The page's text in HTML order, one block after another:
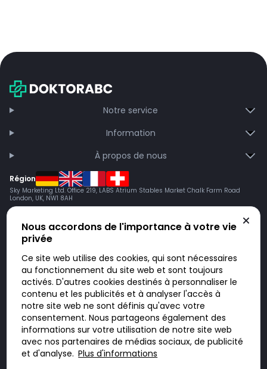
Notre service
Information
À propos de nous
Région
Sky Marketing Ltd. Office 219, LABS Atrium Stables Market Chalk Farm Road
London, UK, NW1 8AH
Doktorabc.com est une plateforme de mise en relation et n’est pas une
pharmacie en ligne. Nous ne vendons ni ne livrons de médicaments ou
autres produits. Les informations sur les produits, médicaments et prix
n’ont pas valeur d’offre. Vous êtes responsable du respect des lois en
vigueur dans votre pays. L’utilisation du site se fait à vos risques et sous
votre responsabilité. Vous visitez et utilisez ce site de votre propre
initiative.
Nous accordons de l'importance à votre vie
privée
Ce site web utilise des cookies, qui sont nécessaires
au fonctionnement du site web et sont toujours
activés. D'autres cookies destinés à personnaliser le
contenu et les publicités et à analyser l'accès à
notre site web ne sont définis qu'avec votre
consentement. Nous partageons également des
informations sur votre utilisation de notre site web
avec nos partenaires de médias sociaux, de publicité
et d'analyse. Plus d'informations